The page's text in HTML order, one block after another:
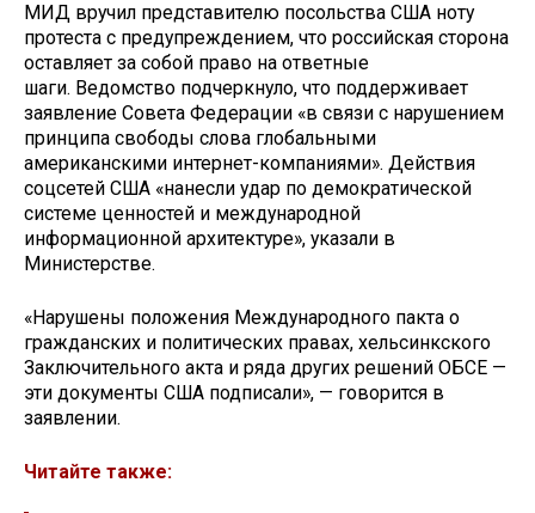
МИД вручил представителю посольства США ноту
протеста с предупреждением, что российская сторона
оставляет за собой право на ответные
шаги. Ведомство подчеркнуло, что поддерживает
заявление Совета Федерации «в связи с нарушением
принципа свободы слова глобальными
американскими интернет-компаниями». Действия
соцсетей США «нанесли удар по демократической
системе ценностей и международной
информационной архитектуре», указали в
Министерстве.
«Нарушены положения Международного пакта о
гражданских и политических правах, хельсинкского
Заключительного акта и ряда других решений ОБСЕ —
эти документы США подписали», — говорится в
заявлении.
Читайте также: